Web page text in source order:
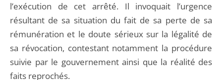
l’exécution de cet arrêté. Il invoquait l’urgence
résultant de sa situation du fait de sa perte de sa
rémunération et le doute sérieux sur la légalité de
sa révocation, contestant notamment la procédure
suivie par le gouvernement ainsi que la réalité des
faits reprochés.